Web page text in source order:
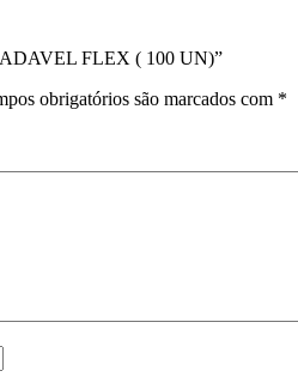
FLEX ( 100 UN)”
obrigatórios são marcados com *